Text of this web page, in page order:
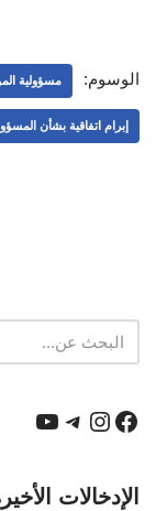
الوسوم: مسؤولية
إبرام اتفاقية بشأن
الإدخالات